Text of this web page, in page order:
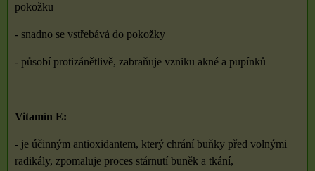
pokožku
- snadno se vstřebává do pokožky
- působí protizánětlivě, zabraňuje vzniku akné a pupínků
Vitamín E:
- je účinným antioxidantem, který chrání buňky před volnými
radikály, zpomaluje proces stárnutí buněk a tkání,